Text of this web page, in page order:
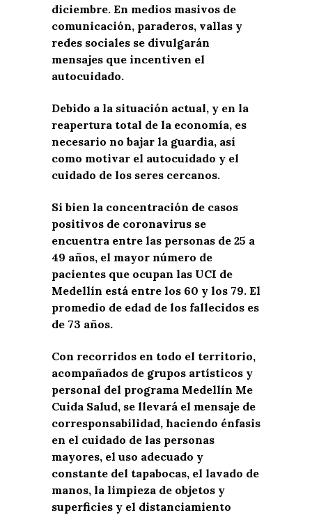
diciembre. En medios masivos de
comunicación, paraderos, vallas y
redes sociales se divulgarán
mensajes que incentiven el
autocuidado.
Debido a la situación actual, y en la
reapertura total de la economía, es
necesario no bajar la guardia, así
como motivar el autocuidado y el
cuidado de los seres cercanos.
Si bien la concentración de casos
positivos de coronavirus se
encuentra entre las personas de 25 a
49 años, el mayor número de
pacientes que ocupan las UCI de
Medellín está entre los 60 y los 79. El
promedio de edad de los fallecidos es
de 73 años.
Con recorridos en todo el territorio,
acompañados de grupos artísticos y
personal del programa Medellín Me
Cuida Salud, se llevará el mensaje de
corresponsabilidad, haciendo énfasis
en el cuidado de las personas
mayores, el uso adecuado y
constante del tapabocas, el lavado de
manos, la limpieza de objetos y
superficies y el distanciamiento